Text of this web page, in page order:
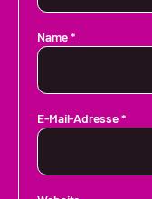
Name*
E-Mail-Adresse*